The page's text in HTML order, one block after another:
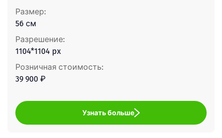
Размер:
56 см
Разрешение:
1104*1104 px
Розничная стоимость:
39 900 ₽
Узнать больше